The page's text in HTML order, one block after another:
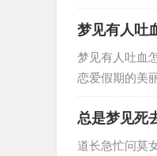
梦见有人吐
梦见有人吐血
恋爱假期的美
关周公解梦，
总是梦见死
道长急忙问莫